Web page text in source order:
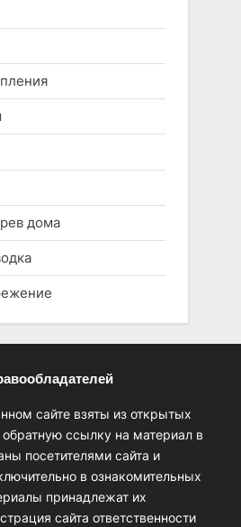
дома
сайте взяты из открытых
ссылку на материал в
посетителями сайта и
в ознакомительных
принадлежат их
сайта ответственности